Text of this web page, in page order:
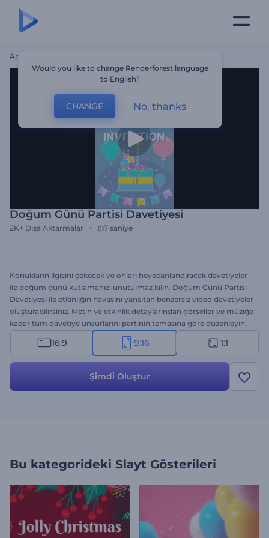
Ana Sayfa
Doğum Günü Partisi Davetiyesi
2K+ Dışa Aktarmalar 7 saniye
Konukların ilgisini çekecek ve onları heyecanlandıracak davetiyeler
ile doğum günü kutlamanızı unutulmaz kılın. Doğum Günü Partisi
Davetiyesi ile etkinliğin havasını yansıtan benzersiz video davetiyeler
oluşturabilirsiniz. Metin ve etkinlik detaylarından görseller ve müziğe
kadar tüm davetiye unsurlarını partinin temasına göre düzenleyin.
Çocuğunuzun doğum günü, yıldönümü kutlaması ya da sürpriz
partiler için mükemmel bir seçenek. Hemen oluşturun ve akıldan
16:9 9:16 1:1
Şi̇mdi̇ Oluştur
Bu kategorideki Slayt Gösterileri
Would you like to change Renderforest language
to English?
CHANGE No, thanks